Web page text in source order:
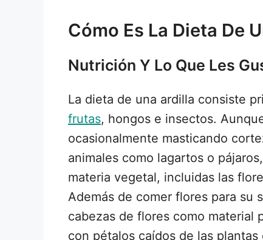
Cómo Es La Dieta De
Nutrición Y Lo Que Les
La dieta de una ardilla consiste
frutas, hongos e insectos.
ocasionalmente masticando
animales como lagartos o
materia vegetal, incluidas las
Además de comer flores para su
cabezas de flores como material
con pétalos caídos de las plantas